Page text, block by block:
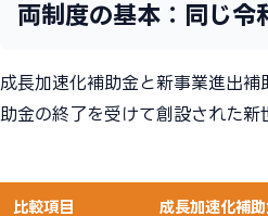
両制度の基本：同じ令
成長加速化補助金と新事業進出補
助金の終了を受けて創設された新
比較項目 成長加速化補